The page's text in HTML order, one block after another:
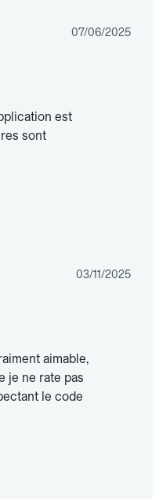
07/06/2025
est
sont
03/11/2025
aimable,
je ne rate pas
le code